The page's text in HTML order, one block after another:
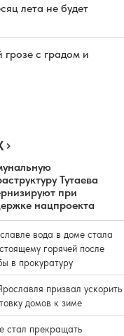
лета не будет
с градом и
Тутаева
при
нацпроекта
вода в доме стала
горячей после
в прокуратуру
призвал ускорить
домов к зиме
стал прекращать